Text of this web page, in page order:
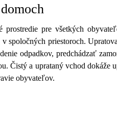
prostredie pre všetkých
priestoroch.
odpadkov, predchádzať
Čistý a uprataný vchod
obyvateľov.